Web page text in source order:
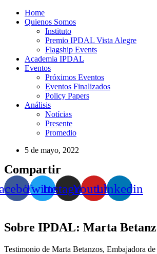
Home
Quienos Somos
Instituto
Premio IPDAL Vista Alegre
Flagship Events
Academia IPDAL
Eventos
Próximos Eventos
Eventos Finalizados
Policy Papers
Análisis
Notícias
Presente
Promedio
5 de mayo, 2022
Compartir
TwitterInstagramYoutubeLinkedin
Sobre IPDAL: Marta
Testimonio de Marta Betanzos, Embajadora